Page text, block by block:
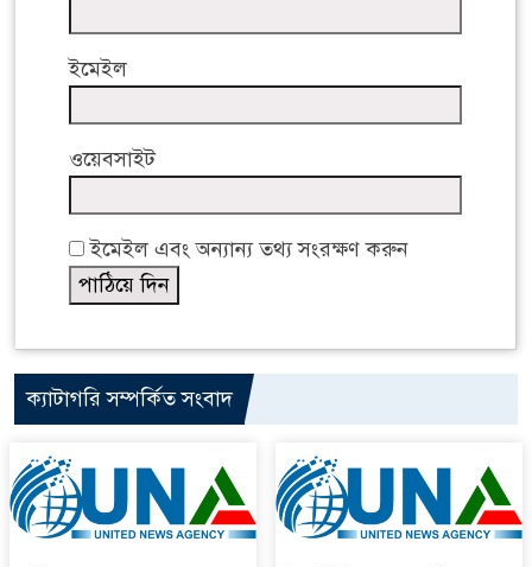
ইমেইল
ওয়েবসাইট
ইমেইল এবং অন্যান্য তথ্য সংরক্ষণ করুন
ক্যাটাগরি সম্পর্কিত সংবাদ